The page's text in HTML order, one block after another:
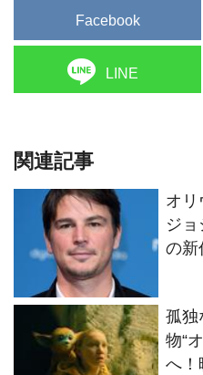
Facebook
LINE
関連記事
オリ
ジ
の新
孤独
物“
へ！